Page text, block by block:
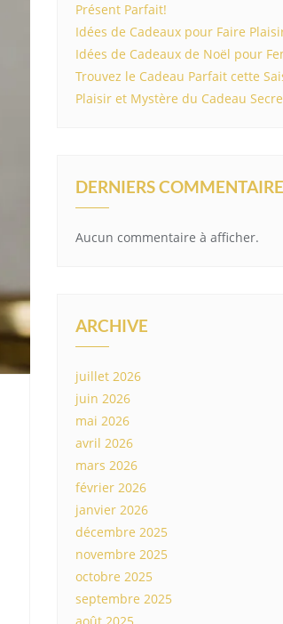
Présent Parfait!
Idées de Cadeaux pour Faire
Idées de Cadeaux de Noël pour
Trouvez le Cadeau Parfait cette
Plaisir et Mystère du Cadeau
DERNIERS
Aucun commentaire à afficher.
ARCHIVE
juillet 2026
juin 2026
mai 2026
avril 2026
mars 2026
février 2026
janvier 2026
décembre 2025
novembre 2025
octobre 2025
septembre 2025